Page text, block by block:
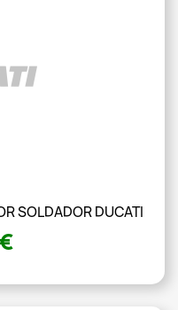
SOLDADOR DUCATI